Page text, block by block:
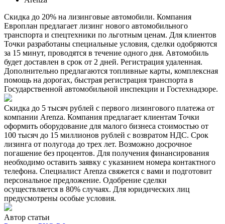
Скидка до 20% на лизинговые автомобили. Компания
Европлан предлагает лизинг нового автомобильного
транспорта и спецтехники по льготным ценам. Для клиентов
Точки разработаны специальные условия, сделки одобряются
за 15 минут, проводятся в течение одного дня. Автомобиль
будет доставлен в срок от 2 дней. Регистрация удаленная.
Дополнительно предлагаются топливные карты, комплексная
помощь на дорогах, быстрая регистрация транспорта в
Государственной автомобильной инспекции и Гостехнадзоре.
Скидка до 5 тысяч рублей с первого лизингового платежа от
компании Arenza. Компания предлагает клиентам Точки
оформить оборудование для малого бизнеса стоимостью от
100 тысяч до 15 миллионов рублей с возвратом НДС. Срок
лизинга от полугода до трех лет. Возможно досрочное
погашение без процентов. Для получения финансирования
необходимо оставить заявку с указанием номера контактного
телефона. Специалист Arenza свяжется с вами и подготовит
персональное предложение. Одобрение сделки
осуществляется в 80% случаях. Для юридических лиц
предусмотрены особые условия.
Автор статьи